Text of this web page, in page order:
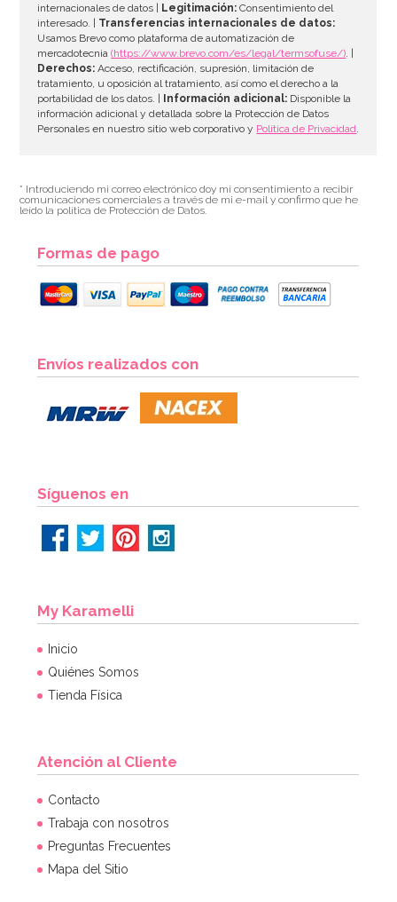
internacionales de datos |
Legitimación: Consentimiento del
interesado. | Transferencias internacionales de datos:
Usamos Brevo como plataforma de automatización de
mercadotecnia(https://www.brevo.com/es/legal/termsofuse/). |
Derechos: Acceso, rectificación, supresión, limitación de
tratamiento, u oposición al tratamiento, así como el derecho a la
portabilidad de los datos. |
Información adicional: Disponible la
información adicional y detallada sobre la Protección de Datos
Personales en nuestro sitio web corporativo y Política de Privacidad.
* Introduciendo mi correo electrónico doy mi consentimiento a recibir
comunicaciones comerciales a través de mi e-mail y confirmo que he
leído la política de Protección de Datos.
Formas de pago
Envíos realizados con
Síguenos en
My Karamelli
Inicio
Quiénes Somos
Tienda Física
Atención al Cliente
Contacto
Trabaja con nosotros
Preguntas Frecuentes
Mapa del Sitio